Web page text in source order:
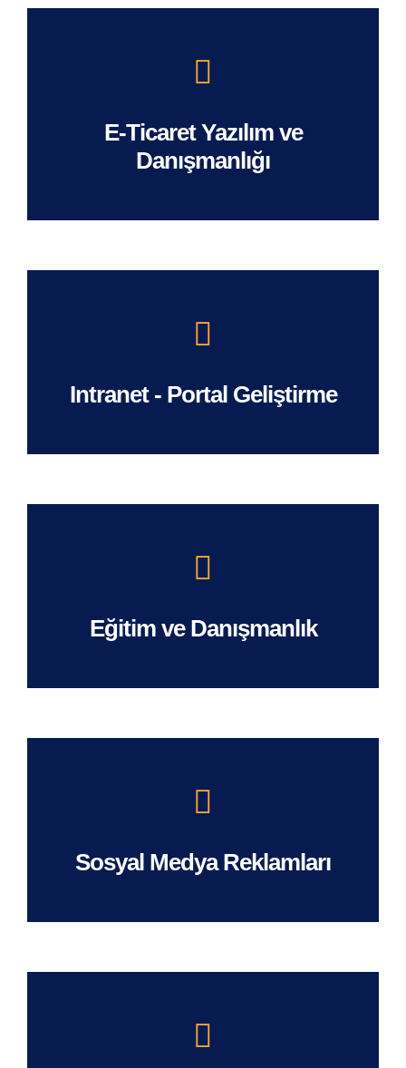
E-Ticaret Yazılım ve
Danışmanlığı
Intranet - Portal Geliştirme
Eğitim ve Danışmanlık
Sosyal Medya Reklamları